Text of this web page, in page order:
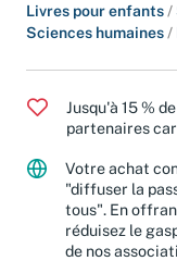
Livres pour enfants /
Sciences humaines /
Jusqu'à 15 %
partenaires
Votre achat
"diffuser la
tous". En
réduisez le
de nos